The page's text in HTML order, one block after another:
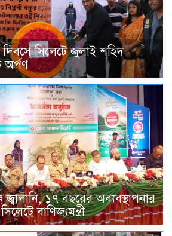
সিলেটে জুলাই শহিদ
অর্পণ
জ্বালানি, ১৭ বছরের অব্যবস্থাপনার
বাণিজ্যমন্ত্রী